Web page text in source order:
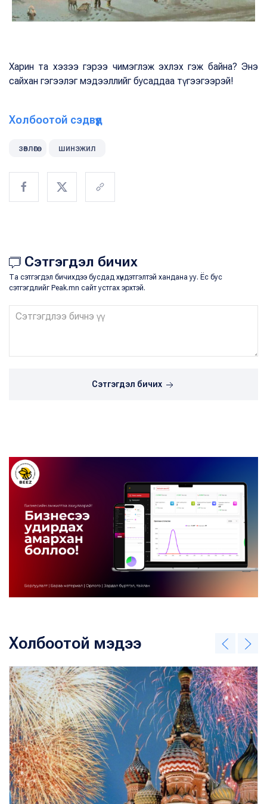
Харин та хэзээ гэрээ чимэглэж эхлэх гэж байна? Энэ
сайхан гэгээлэг мэдээллийг бусаддаа түгээгээрэй!
Холбоотой сэдвүүд
зөвлөгөө шинэжил
Сэтгэгдэл бичих
Та сэтгэгдэл бичихдээ бусдад хүндэтгэлтэй хандана уу. Ёс бус
сэтгэгдлийг Peak.mn сайт устгах эрхтэй.
Сэтгэгдэл бичих
Холбоотой мэдээ